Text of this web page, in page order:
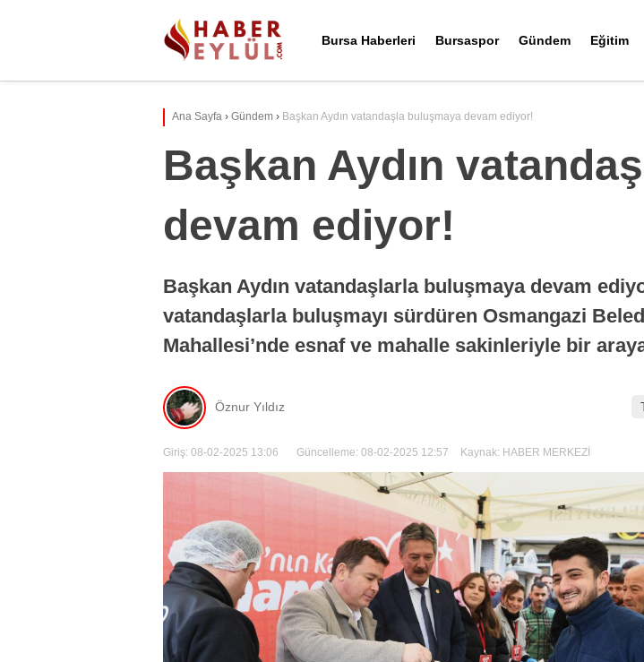
Bursa Haberleri Bursaspor Gündem Eğitim
Ana Sayfa › Gündem › Başkan Aydın vatandaşla buluşmaya devam ediyor!
Başkan Aydın
devam ediyor!
Başkan Aydın vatandaşlarla buluşmaya devam
vatandaşlarla buluşmayı sürdüren Osmangazi
Mahallesi’nde esnaf ve mahalle sakinleriyle bir
Öznur Yıldız
Giriş: 08-02-2025 13:06 Güncelleme: 08-02-2025 12:57 Kaynak: HABER MERKEZİ